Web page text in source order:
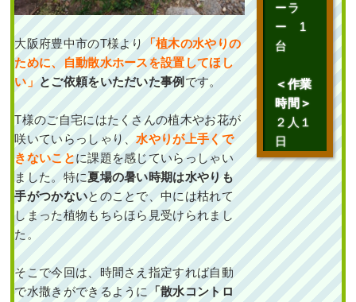
栽,大阪市,大阪府,大阪府,植栽
玄関前の「花壇作成」
とウッドデッキへの
「植栽」を6人2日で実
施した事例｜大阪府大
阪市此花区A様
続きを読む
大阪府豊中市のT様より
「植木の水やりの
ために、自動散水ホースを設置してほし
い」 とご依頼をいただいた事例 です。
T様のご自宅にはたくさんの植木やお花が
咲いていらっしゃり、水やりが上手くで
きないことに課題を感じていらっしゃい
ました。特に夏場の暑い時期は水やりも
手がつかないとのことで、中には枯れて
しまった植物もちらほら見受けられまし
た。
そこで今回は、時間さえ指定すれば自動
で水撒きができるように
「散水コントロ
ーラ
ー 1
台
＜作業
時間＞
２人１
日